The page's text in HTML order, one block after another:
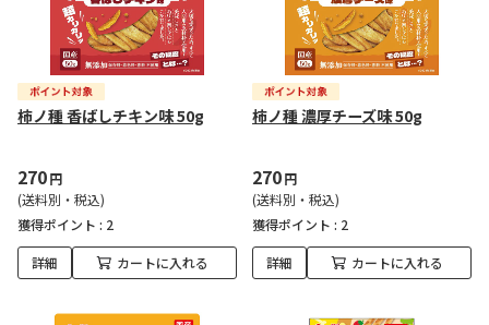
柿ノ種 香ばしチキン味 50g
270円
(送料別・税込)
獲得ポイント : 2
詳細 カートに入れる
柿ノ種 濃厚チーズ味 50g
270円
(送料別・税込)
獲得ポイント : 2
詳細 カートに入れる